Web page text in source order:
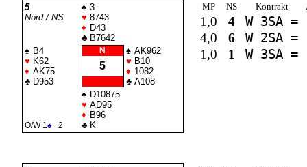
5
Nord / NS
♠ 3
♥ 8743
♦ D43
♣ B7642
♠ B4
♥ K62
♦ AK75
♣ D953
N
5
♠ AK962
♥ B10
♦ 1082
♣ A108
O/W 1 ♠+2
♠ D10875
♥ AD95
♦ B96
♣ K
MP NS Kontrakt
1,0 4 W 3SA =
4,0
6 W 2SA =
1,0
1 W 3SA =